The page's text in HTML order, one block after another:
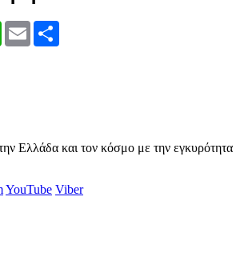
WhatsApp
Email
Ελλάδα και τον κόσμο με την εγκυρότητα
YouTube Viber